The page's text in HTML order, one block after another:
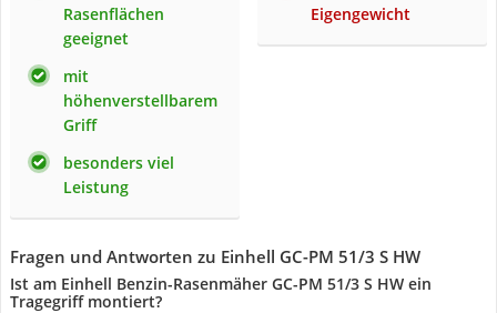
Rasenflächen
geeignet
mit
höhenverstellbarem
Griff
besonders viel
Leistung
Eigengewicht
Fragen und Antworten zu Einhell GC-PM 51/3 S HW
Ist am Einhell Benzin-Rasenmäher GC-PM 51/3 S HW ein
Tragegriff montiert?